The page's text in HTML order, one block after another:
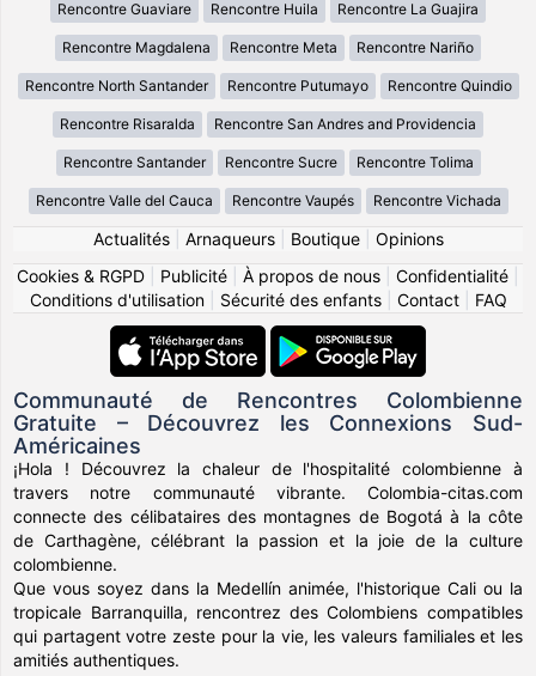
Rencontre Guaviare Rencontre Huila Rencontre La Guajira
Rencontre Magdalena Rencontre Meta Rencontre Nariño
Rencontre North Santander Rencontre Putumayo Rencontre Quindio
Rencontre Risaralda Rencontre San Andres and Providencia
Rencontre Santander Rencontre Sucre Rencontre Tolima
Rencontre Valle del Cauca Rencontre Vaupés Rencontre Vichada
Actualités| Arnaqueurs| Boutique| Opinions
Cookies & RGPD
Publicité À propos de nous Confidentialité
Conditions d'utilisation| Sécurité des enfants| Contact| FAQ
Communauté de Rencontres Colombienne
Gratuite – Découvrez les Connexions Sud-
Américaines
¡Hola ! Découvrez la chaleur de l'hospitalité colombienne à
travers notre communauté vibrante. Colombia-citas.com
connecte des célibataires des montagnes de Bogotá à la côte
de Carthagène, célébrant la passion et la joie de la culture
colombienne.
Que vous soyez dans la Medellín animée, l'historique Cali ou la
tropicale Barranquilla, rencontrez des Colombiens compatibles
qui partagent votre zeste pour la vie, les valeurs familiales et les
amitiés authentiques.